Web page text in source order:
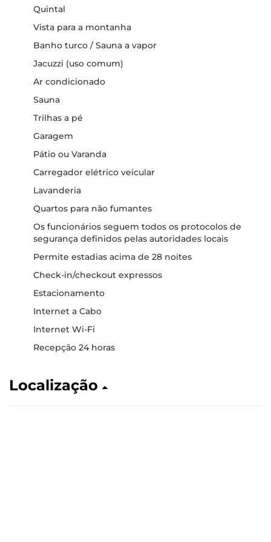
Quintal
Vista para a montanha
Banho turco / Sauna a vapor
Jacuzzi (uso comum)
Ar condicionado
Sauna
Trilhas a pé
Garagem
Pátio ou Varanda
Carregador elétrico veicular
Lavanderia
Quartos para não fumantes
Os funcionários seguem todos os protocolos de
segurança definidos pelas autoridades locais
Permite estadias acima de 28 noites
Check-in/checkout expressos
Estacionamento
Internet a Cabo
Internet Wi-Fi
Recepção 24 horas
Localização